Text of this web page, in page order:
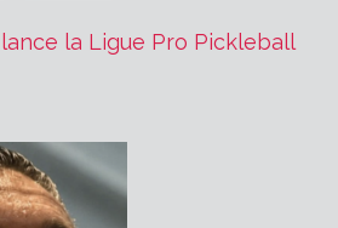
la Ligue Pro Pickleball